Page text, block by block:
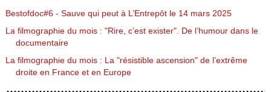
Bestofdoc#6 - Sauve qui peut à L’Entrepôt le 14 mars 2025
La filmographie du mois : "Rire, c’est exister". De l’humour dans le
documentaire
La filmographie du mois : La "résistible ascension" de l’extrême
droite en France et en Europe